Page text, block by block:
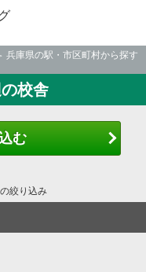
兵庫県の駅・市区町村から探す
校舎
む
絞り込み